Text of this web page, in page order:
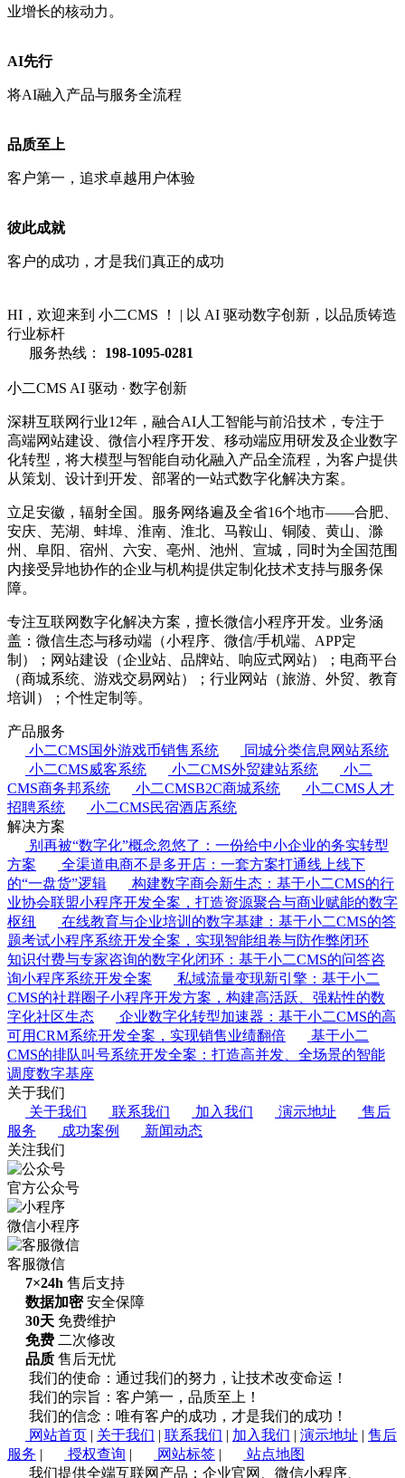
业增长的核动力。
AI先行
将AI融入产品与服务全流程
品质至上
客户第一，追求卓越用户体验
彼此成就
客户的成功，才是我们真正的成功
HI，欢迎来到 小二CMS ！
以 AI 驱动数字创新，以品质铸造
行业标杆
服务热线：
198-1095-0281
小二CMS AI 驱动 · 数字创新
深耕互联网行业12年，融合AI人工智能与前沿技术，专注于
高端网站建设、微信小程序开发、移动端应用研发及企业数字
化转型，将大模型与智能自动化融入产品全流程，为客户提供
从策划、设计到开发、部署的一站式数字化解决方案。
立足安徽，辐射全国。服务网络遍及全省16个地市——合肥、
安庆、芜湖、蚌埠、淮南、淮北、马鞍山、铜陵、黄山、滁
州、阜阳、宿州、六安、亳州、池州、宣城，同时为全国范围
内接受异地协作的企业与机构提供定制化技术支持与服务保
障。
专注互联网数字化解决方案，擅长微信小程序开发。业务涵
盖：微信生态与移动端（小程序、微信/手机端、APP定
制）；网站建设（企业站、品牌站、响应式网站）；电商平台
（商城系统、游戏交易网站）；行业网站（旅游、外贸、教育
培训）；个性定制等。
产品服务
小二CMS国外游戏币销售系统
同城分类信息网站系统
小二CMS威客系统
小二CMS外贸建站系统
小二
CMS商务邦系统
小二CMSB2C商城系统
小二CMS人才
招聘系统
小二CMS民宿酒店系统
解决方案
别再被“数字化”概念忽悠了：一份给中小企业的务实转型
方案
全渠道电商不是多开店：一套方案打通线上线下
的“一盘货”逻辑
构建数字商会新生态：基于小二CMS的行
业协会联盟小程序开发全案，打造资源聚合与商业赋能的数字
枢纽
在线教育与企业培训的数字基建：基于小二CMS的答
题考试小程序系统开发全案，实现智能组卷与防作弊闭环
知识付费与专家咨询的数字化闭环：基于小二CMS的问答咨
询小程序系统开发全案
私域流量变现新引擎：基于小二
CMS的社群圈子小程序开发方案，构建高活跃、强粘性的数
字化社区生态
企业数字化转型加速器：基于小二CMS的高
可用CRM系统开发全案，实现销售业绩翻倍
基于小二
CMS的排队叫号系统开发全案：打造高并发、全场景的智能
调度数字基座
关于我们
关于我们
联系我们 加入我们 演示地址
售后
服务
成功案例
新闻动态
关注我们
官方公众号
微信小程序
客服微信
7×24h 售后支持
数据加密安全保障
30天 免费维护
免费 二次修改
品质 售后无忧
我们的使命：通过我们的努力，让技术改变命运！
我们的宗旨：客户第一，品质至上！
我们的信念：唯有客户的成功，才是我们的成功！
网站首页
关于我们 联系我们 加入我们 演示地址
售后
服务
授权查询 网站标签
站点地图
我们提供全端互联网产品：企业官网、微信小程序、